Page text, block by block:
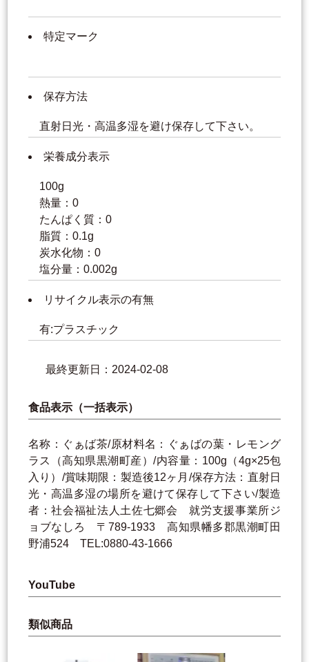
特定マーク
保存方法
直射日光・高温多湿を避け保存して下さい。
栄養成分表示
100g
熱量：0
たんぱく質：0
脂質：0.1g
炭水化物：0
塩分量：0.002g
リサイクル表示の有無
有:プラスチック
最終更新日：2024-02-08
食品表示（一括表示）
名称：ぐぁば茶/原材料名：ぐぁばの葉・レモング
ラス（高知県黒潮町産）/内容量：100g（4g×25包
入り）/賞味期限：製造後12ヶ月/保存方法：直射日
光・高温多湿の場所を避けて保存して下さい/製造
者：社会福祉法人土佐七郷会 就労支援事業所ジ
ョブなしろ 〒789-1933 高知県幡多郡黒潮町田
野浦524 TEL:0880-43-1666
YouTube
類似商品